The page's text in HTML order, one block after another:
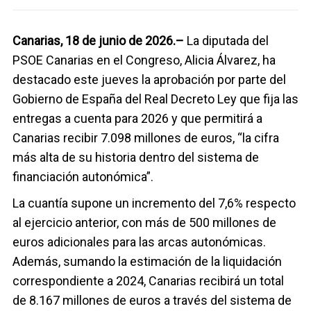
Canarias, 18 de junio de 2026.– La diputada del
PSOE Canarias en el Congreso, Alicia Álvarez, ha
destacado este jueves la aprobación por parte del
Gobierno de España del Real Decreto Ley que fija las
entregas a cuenta para 2026 y que permitirá a
Canarias recibir 7.098 millones de euros, “la cifra
más alta de su historia dentro del sistema de
financiación autonómica”.
La cuantía supone un incremento del 7,6% respecto
al ejercicio anterior, con más de 500 millones de
euros adicionales para las arcas autonómicas.
Además, sumando la estimación de la liquidación
correspondiente a 2024, Canarias recibirá un total
de 8.167 millones de euros a través del sistema de